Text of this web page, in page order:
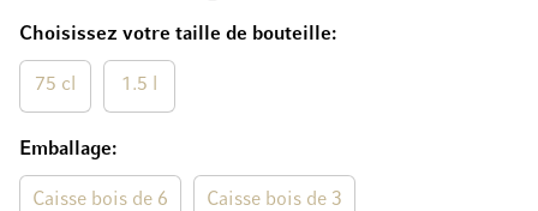
Choisissez votre taille de bouteille
75 cl 1.5 l
Emballage
Caisse bois de 6 Caisse bois de 3